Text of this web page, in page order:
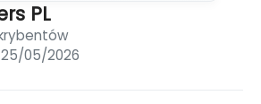
PL
25/05/2026